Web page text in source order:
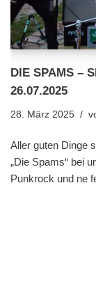
DIE SPAMS –
26.07.2025
28. März 2025
Aller guten Dinge
„Die Spams“ bei
Punkrock und ne